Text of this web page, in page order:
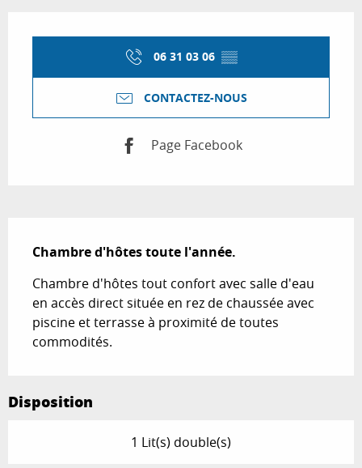
06 31 03 06 ▒▒
CONTACTEZ-NOUS
Page Facebook
Chambre d'hôtes toute l'année.
Chambre d'hôtes tout confort avec salle d'eau
en accès direct située en rez de chaussée avec
piscine et terrasse à proximité de toutes
commodités.
Disposition
1 Lit(s) double(s)